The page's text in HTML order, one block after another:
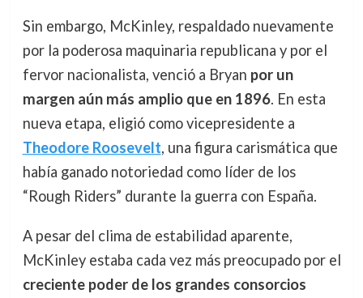
Sin embargo, McKinley, respaldado nuevamente
por la poderosa maquinaria republicana y por el
fervor nacionalista, venció a Bryan por un
margen aún más amplio que en 1896. En esta
nueva etapa, eligió como vicepresidente a
Theodore Roosevelt, una figura carismática que
había ganado notoriedad como líder de los
“Rough Riders” durante la guerra con España.
A pesar del clima de estabilidad aparente,
McKinley estaba cada vez más preocupado por el
creciente poder de los grandes consorcios